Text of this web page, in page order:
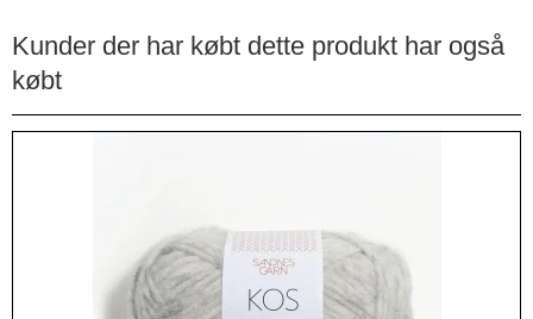
Kunder der har købt dette produkt har også
købt